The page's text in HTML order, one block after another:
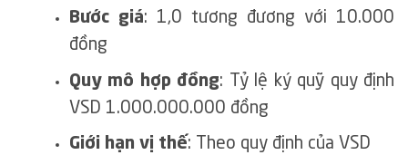
Bước giá: 1,0 tương đương với 10.000
đồng
Quy mô hợp đồng: Tỷ lệ ký quỹ quy định
VSD 1.000.000.000 đồng
Giới hạn vị thế: Theo quy định của VSD